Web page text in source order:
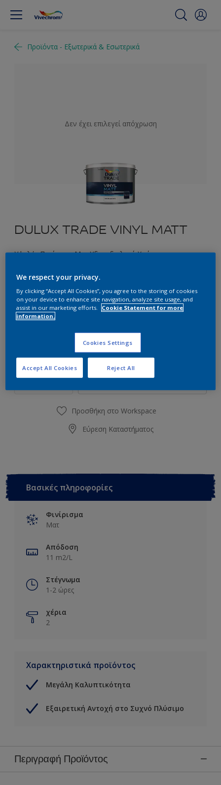
Προϊόντα - Εξωτερικά & Εσωτερικά
Δεν έχει επιλεγεί απόχρωση
DULUX TRADE VINYL MATT
Υψηλής Ποιότητας Ματ Υδατοδιαλυτό Χρώμα
Επιλέξτε μια απόχρωση
Συσκευασία
2.5L
Προσθήκη στο Workspace
Εύρεση Καταστήματος
Βασικές πληροφορίες
Φινίρισμα
Ματ
Απόδοση
11 m2/L
Στέγνωμα
1-2 ώρες
χέρια
2
Χαρακτηριστικά προϊόντος
Μεγάλη Καλυπτικότητα
Εξαιρετική Αντοχή στο Συχνό Πλύσιμο
Περιγραφή Προϊόντος
We respect your privacy.
By clicking “Accept All Cookies”, you agree to the storing of cookies
on your device to enhance site navigation, analyze site usage, and
assist in our marketing efforts.
Cookie Statement for more
information.
Cookies Settings
Reject All
Accept All Cookies